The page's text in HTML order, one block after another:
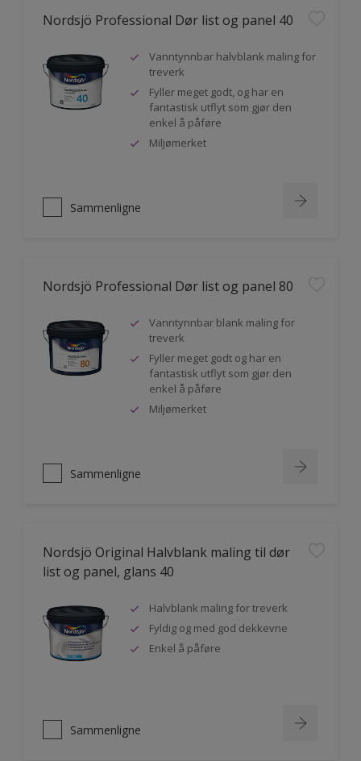
Nordsjö Professional Dør list og panel 40
Vanntynnbar halvblank maling for
treverk
Fyller meget godt, og har en
fantastisk utflyt som gjør den
enkel å påføre
Miljømerket
Sammenligne
Nordsjö Professional Dør list og panel 80
Vanntynnbar blank maling for
treverk
Fyller meget godt og har en
fantastisk utflyt som gjør den
enkel å påføre
Miljømerket
Sammenligne
Nordsjö Original Halvblank maling til dør
list og panel, glans 40
Halvblank maling for treverk
Fyldig og med god dekkevne
Enkel å påføre
Sammenligne